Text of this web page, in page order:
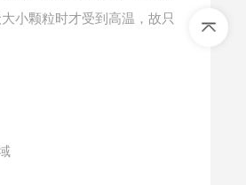
小颗粒时才受到高温，故只